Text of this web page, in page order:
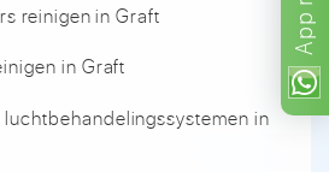
App
reinigen in Graft
in Graft
in